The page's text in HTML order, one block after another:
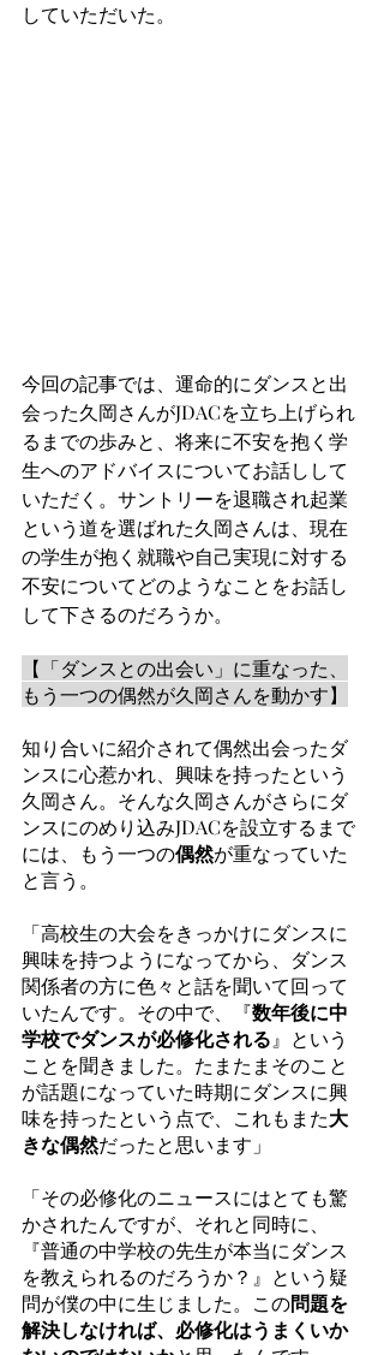
していただいた。
今回の記事では、運命的にダンスと出
会った久岡さんがJDACを立ち上げられ
るまでの歩みと、将来に不安を抱く学
生へのアドバイスについてお話しして
いただく。サントリーを退職され起業
という道を選ばれた久岡さんは、現在
の学生が抱く就職や自己実現に対する
不安についてどのようなことをお話し
して下さるのだろうか。
【「ダンスとの出会い」に重なった、
もう一つの偶然が久岡さんを動かす】
知り合いに紹介されて偶然出会ったダ
ンスに心惹かれ、興味を持ったという
久岡さん。そんな久岡さんがさらにダ
ンスにのめり込みJDACを設立するまで
には、もう一つの偶然が重なっていた
と言う。
「高校生の大会をきっかけにダンスに
興味を持つようになってから、ダンス
関係者の方に色々と話を聞いて回って
いたんです。その中で、『数年後に中
学校でダンスが必修化される 』という
ことを聞きました。たまたまそのこと
が話題になっていた時期にダンスに興
味を持ったという点で、これもまた大
きな偶然だったと思います」
「その必修化のニュースにはとても驚
かされたんですが、それと同時に、
『普通の中学校の先生が本当にダンス
を教えられるのだろうか？』という疑
問が僕の中に生じました。この問題を
解決しなければ、必修化はうまくいか